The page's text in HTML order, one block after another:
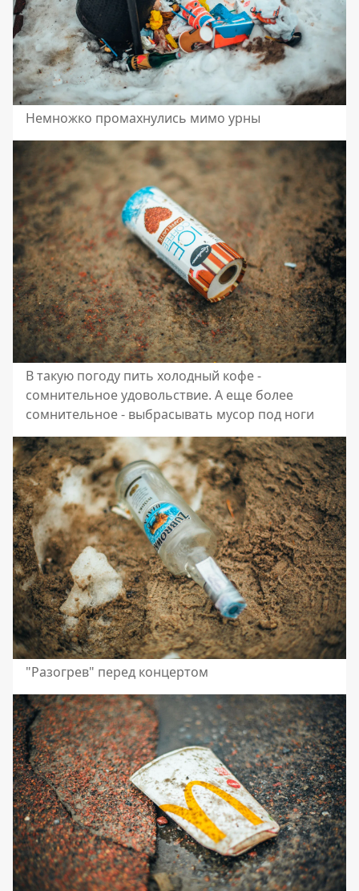
Немножко промахнулись мимо урны
В такую погоду пить холодный кофе -
сомнительное удовольствие. А еще более
сомнительное - выбрасывать мусор под ноги
"Разогрев" перед концертом